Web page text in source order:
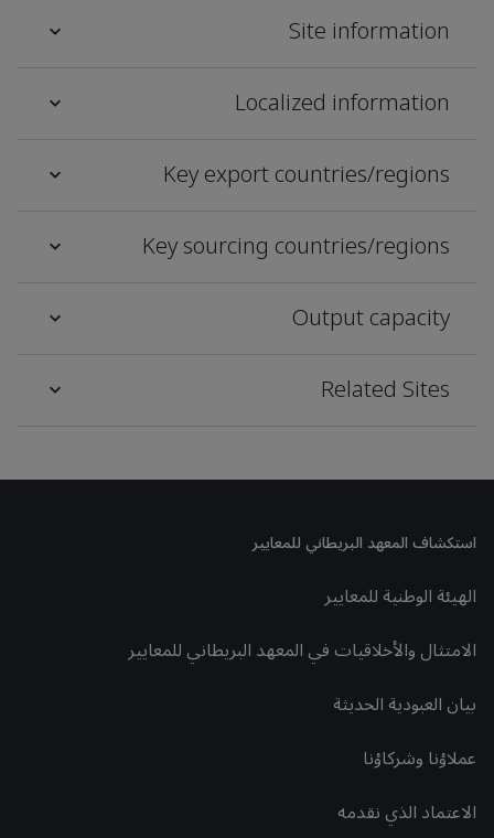
Site information
Localized information
Key export countries/regions
Key sourcing countries/regions
Output capacity
Related Sites
استكشاف المعهد البريطاني للمعايير
الهيئة الوطنية للمعايير
الامتثال والأخلاقيات في المعهد البريطاني للمعايير
بيان العبودية الحديثة
عملاؤنا وشركاؤنا
الاعتماد الذي نقدمه